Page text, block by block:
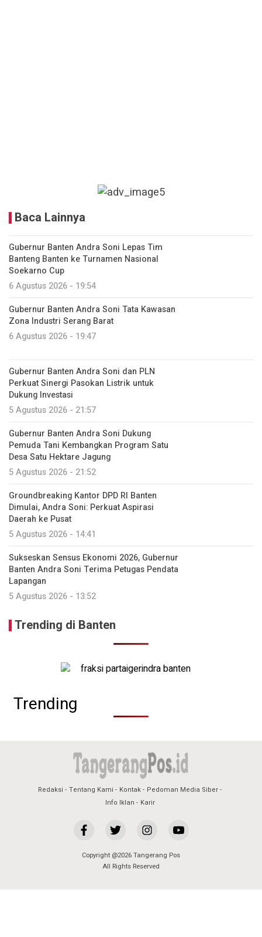
Baca Lainnya
Gubernur Banten Andra Soni Lepas Tim
Banteng Banten ke Turnamen Nasional
Soekarno Cup
6 Agustus 2026 - 19:54
Gubernur Banten Andra Soni Tata Kawasan
Zona Industri Serang Barat
6 Agustus 2026 - 19:47
Gubernur Banten Andra Soni dan PLN
Perkuat Sinergi Pasokan Listrik untuk
Dukung Investasi
5 Agustus 2026 - 21:57
Gubernur Banten Andra Soni Dukung
Pemuda Tani Kembangkan Program Satu
Desa Satu Hektare Jagung
5 Agustus 2026 - 21:52
Groundbreaking Kantor DPD RI Banten
Dimulai, Andra Soni: Perkuat Aspirasi
Daerah ke Pusat
5 Agustus 2026 - 14:41
Sukseskan Sensus Ekonomi 2026, Gubernur
Banten Andra Soni Terima Petugas Pendata
Lapangan
5 Agustus 2026 - 13:52
Trending di Banten
Trending
Redaksi Tentang Kami Kontak
Pedoman Media Siber
Info Iklan
Karir
Copyright @2026 Tangerang Pos
All Rights Reserved